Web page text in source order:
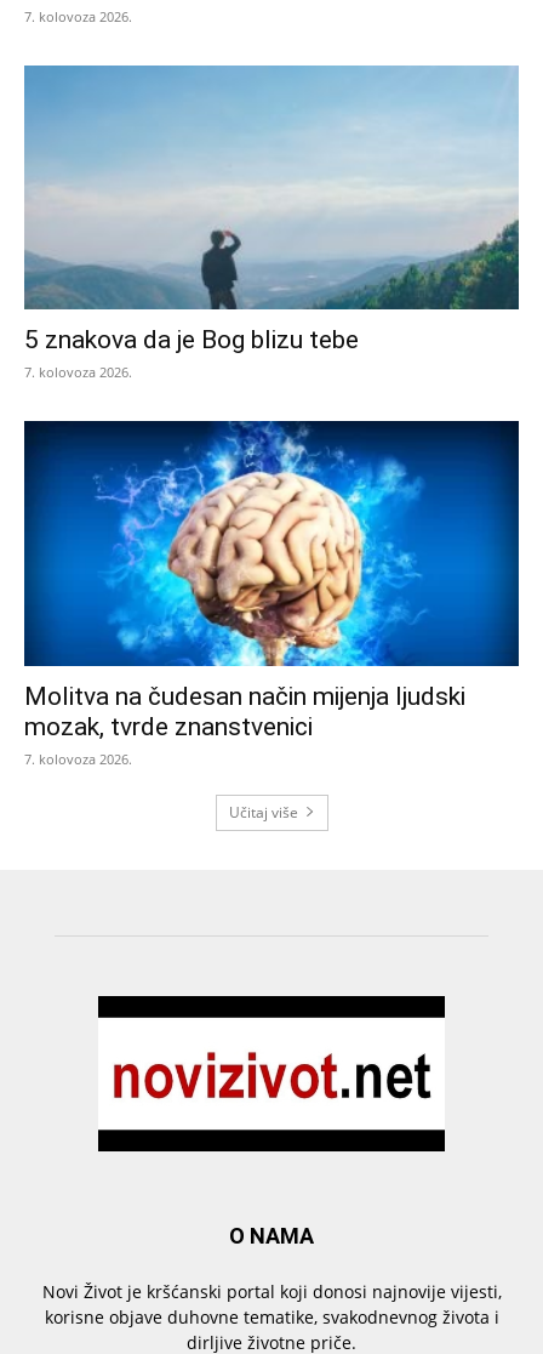
7. kolovoza 2026.
5 znakova da je Bog blizu tebe
7. kolovoza 2026.
Molitva na čudesan način mijenja ljudski
mozak, tvrde znanstvenici
7. kolovoza 2026.
Učitaj više
O NAMA
Novi Život je kršćanski portal koji donosi najnovije vijesti,
korisne objave duhovne tematike, svakodnevnog života i
dirljive životne priče.